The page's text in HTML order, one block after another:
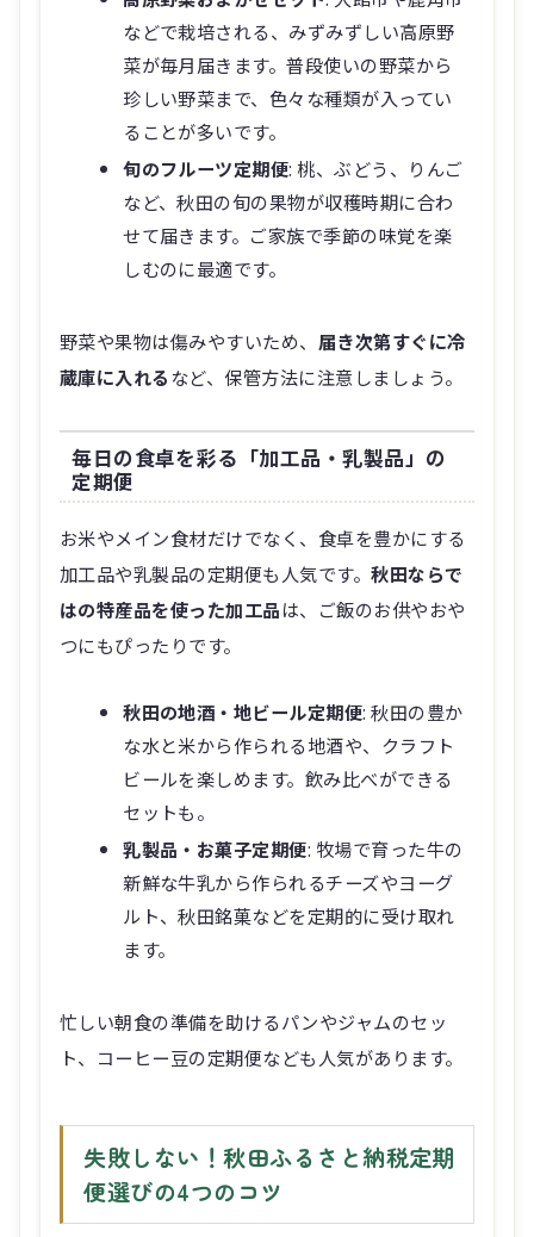
などで栽培される、みずみずしい高原野
菜が毎月届きます。普段使いの野菜から
珍しい野菜まで、色々な種類が入ってい
ることが多いです。
旬のフルーツ定期便: 桃、ぶどう、りんご
など、秋田の旬の果物が収穫時期に合わ
せて届きます。ご家族で季節の味覚を楽
しむのに最適です。
野菜や果物は傷みやすいため、 届き次第すぐに冷
蔵庫に入れるなど、保管方法に注意しましょう。
毎日の食卓を彩る「加工品・乳製品」の
定期便
お米やメイン食材だけでなく、食卓を豊かにする
加工品や乳製品の定期便も人気です。秋田ならで
はの特産品を使った加工品は、ご飯のお供やおや
つにもぴったりです。
秋田の地酒・地ビール定期便: 秋田の豊か
な水と米から作られる地酒や、クラフト
ビールを楽しめます。飲み比べができる
セットも。
乳製品・お菓子定期便: 牧場で育った牛の
新鮮な牛乳から作られるチーズやヨーグ
ルト、秋田銘菓などを定期的に受け取れ
ます。
忙しい朝食の準備を助けるパンやジャムのセッ
ト、コーヒー豆の定期便なども人気があります。
失敗しない！秋田ふるさと納税定期
便選びの4つのコツ